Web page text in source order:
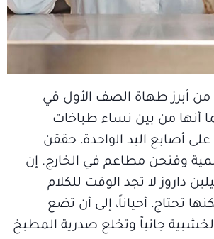
من أبرز طهاة الصف الأول في
أنها من بين نساء طباخات
أصابع اليد الواحدة، حققن
وفتحن مطاعم في الخارج. إن
داروز لا تجد الوقت للكلام
تحتاج، أحياناً، إلى أن تضع
جانباً وتخلع صدرية المطبخ